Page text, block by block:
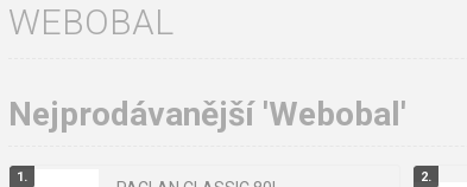
WEBOBAL
Nejprodávanější 'Webobal'